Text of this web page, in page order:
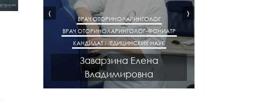
ВРАЧ ОТОРИНОЛАРИНГОЛОГ
ВРАЧ ОТОРИНОЛАРИНГОЛОГ-ФОНИАТР
КАНДИДАТ МЕДИЦИНСКИХ НАУК
Заварзина Елена
Владимировна
‹ ›